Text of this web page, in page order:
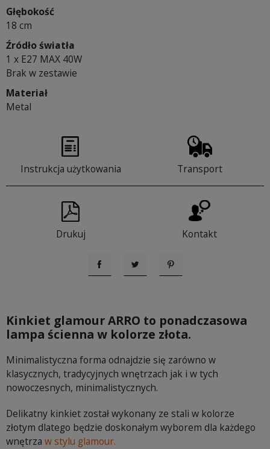
Głębokość
18 cm
Źródło światła
1 x E27 MAX 40W
Brak w zestawie
Materiał
Metal
Instrukcja użytkowania Transport
Drukuj Kontakt
UdostępnijTweetujPinterest
Kinkiet glamour ARRO to ponadczasowa
lampa ścienna w kolorze złota.
Minimalistyczna forma odnajdzie się zarówno w
klasycznych, tradycyjnych wnętrzach jak i w tych
nowoczesnych, minimalistycznych.
Delikatny kinkiet został wykonany ze stali w kolorze
złotym dlatego będzie doskonałym wyborem dla każdego
wnętrza w stylu glamour.